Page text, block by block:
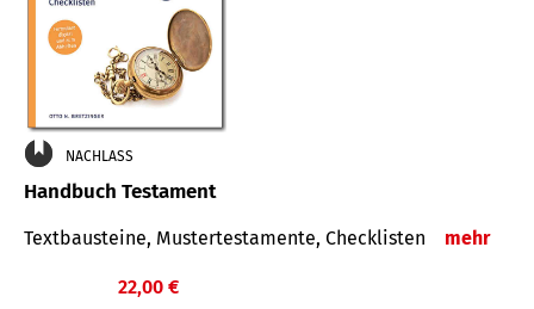
NACHLASS
Handbuch Testament
Textbausteine, Mustertestamente, Checklisten mehr
22,00 €